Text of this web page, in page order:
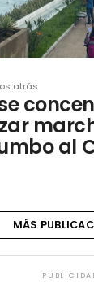
atrás
al
MÁS